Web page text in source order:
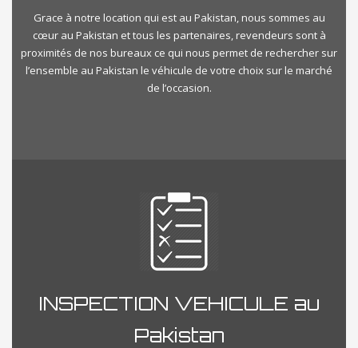
Grace à notre location qui est au Pakistan, nous sommes au
cœur au Pakistan et tous les partenaires, revendeurs sont à
proximités de nos bureaux ce qui nous permet de rechercher sur
l’ensemble au Pakistan le véhicule de votre choix sur le marché
de l’occasion.
INSPECTION VEHICULE au
Pakistan